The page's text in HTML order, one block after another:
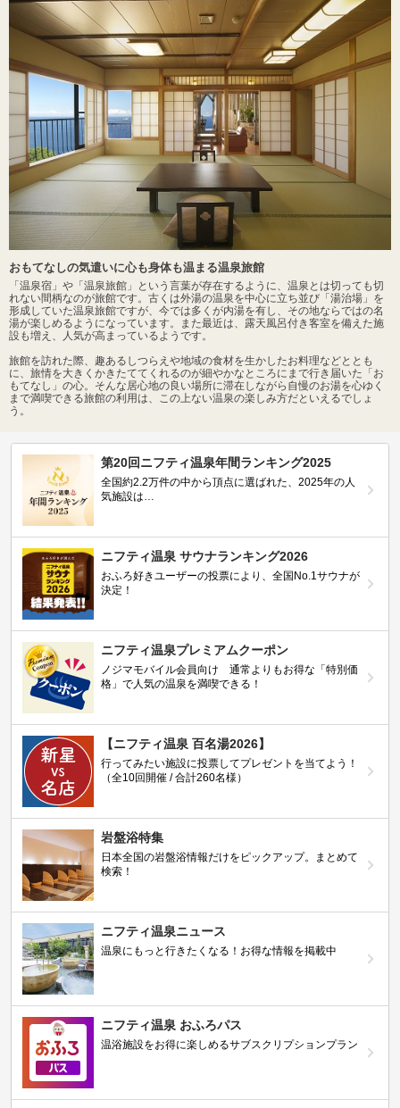
おもてなしの気遣いに心も身体も温まる温泉旅館
「温泉宿」や「温泉旅館」という言葉が存在するように、温泉とは切っても切
れない間柄なのが旅館です。古くは外湯の温泉を中心に立ち並び「湯治場」を
形成していた温泉旅館ですが、今では多くが内湯を有し、その地ならではの名
湯が楽しめるようになっています。また最近は、露天風呂付き客室を備えた施
設も増え、人気が高まっているようです。
旅館を訪れた際、趣あるしつらえや地域の食材を生かしたお料理などととも
に、旅情を大きくかきたててくれるのが細やかなところにまで行き届いた「お
もてなし」の心。そんな居心地の良い場所に滞在しながら自慢のお湯を心ゆく
まで満喫できる旅館の利用は、この上ない温泉の楽しみ方だといえるでしょ
う。
第20回ニフティ温泉年間ランキング2025
全国約2.2万件の中から頂点に選ばれた、2025年の人
気施設は…
ニフティ温泉 サウナランキング2026
おふろ好きユーザーの投票により、全国No.1サウナが
決定！
ニフティ温泉プレミアムクーポン
ノジマモバイル会員向け 通常よりもお得な「特別価
格」で人気の温泉を満喫できる！
【ニフティ温泉 百名湯2026】
行ってみたい施設に投票してプレゼントを当てよう！
（全10回開催 / 合計260名様）
岩盤浴特集
日本全国の岩盤浴情報だけをピックアップ。まとめて
検索！
ニフティ温泉ニュース
温泉にもっと行きたくなる！お得な情報を掲載中
ニフティ温泉 おふろパス
温浴施設をお得に楽しめるサブスクリプションプラン